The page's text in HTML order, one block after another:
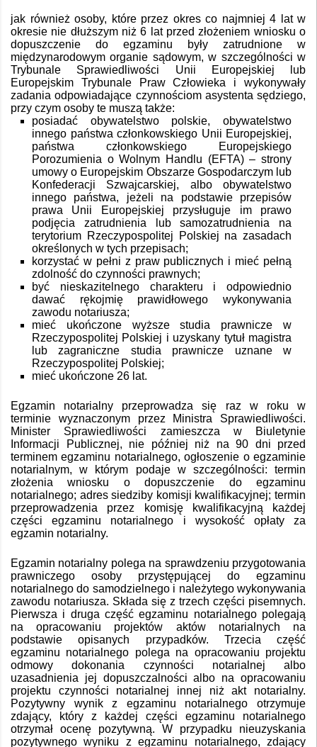
jak również osoby, które przez okres co najmniej 4 lat w
okresie nie dłuższym niż 6 lat przed złożeniem wniosku o
dopuszczenie do egzaminu były zatrudnione w
międzynarodowym organie sądowym, w szczególności w
Trybunale Sprawiedliwości Unii Europejskiej lub
Europejskim Trybunale Praw Człowieka i wykonywały
zadania odpowiadające czynnościom asystenta sędziego,
przy czym osoby te muszą także:
posiadać obywatelstwo polskie, obywatelstwo
innego państwa członkowskiego Unii Europejskiej,
państwa członkowskiego Europejskiego
Porozumienia o Wolnym Handlu (EFTA) – strony
umowy o Europejskim Obszarze Gospodarczym lub
Konfederacji Szwajcarskiej, albo obywatelstwo
innego państwa, jeżeli na podstawie przepisów
prawa Unii Europejskiej przysługuje im prawo
podjęcia zatrudnienia lub samozatrudnienia na
terytorium Rzeczypospolitej Polskiej na zasadach
określonych w tych przepisach;
korzystać w pełni z praw publicznych i mieć pełną
zdolność do czynności prawnych;
być nieskazitelnego charakteru i odpowiednio
dawać rękojmię prawidłowego wykonywania
zawodu notariusza;
mieć ukończone wyższe studia prawnicze w
Rzeczypospolitej Polskiej i uzyskany tytuł magistra
lub zagraniczne studia prawnicze uznane w
Rzeczypospolitej Polskiej;
mieć ukończone 26 lat.
Egzamin notarialny przeprowadza się raz w roku w
terminie wyznaczonym przez Ministra Sprawiedliwości.
Minister Sprawiedliwości zamieszcza w Biuletynie
Informacji Publicznej, nie później niż na 90 dni przed
terminem egzaminu notarialnego, ogłoszenie o egzaminie
notarialnym, w którym podaje w szczególności: termin
złożenia wniosku o dopuszczenie do egzaminu
notarialnego; adres siedziby komisji kwalifikacyjnej; termin
przeprowadzenia przez komisję kwalifikacyjną każdej
części egzaminu notarialnego i wysokość opłaty za
egzamin notarialny.
Egzamin notarialny polega na sprawdzeniu przygotowania
prawniczego osoby przystępującej do egzaminu
notarialnego do samodzielnego i należytego wykonywania
zawodu notariusza. Składa się z trzech części pisemnych.
Pierwsza i druga część egzaminu notarialnego polegają
na opracowaniu projektów aktów notarialnych na
podstawie opisanych przypadków. Trzecia część
egzaminu notarialnego polega na opracowaniu projektu
odmowy dokonania czynności notarialnej albo
uzasadnienia jej dopuszczalności albo na opracowaniu
projektu czynności notarialnej innej niż akt notarialny.
Pozytywny wynik z egzaminu notarialnego otrzymuje
zdający, który z każdej części egzaminu notarialnego
otrzymał ocenę pozytywną. W przypadku nieuzyskania
pozytywnego wyniku z egzaminu notarialnego, zdający